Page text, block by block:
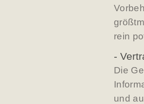
rein
-
Die
und